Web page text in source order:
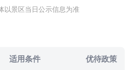
以景区当日公示信息为准
适用条件 优待政策